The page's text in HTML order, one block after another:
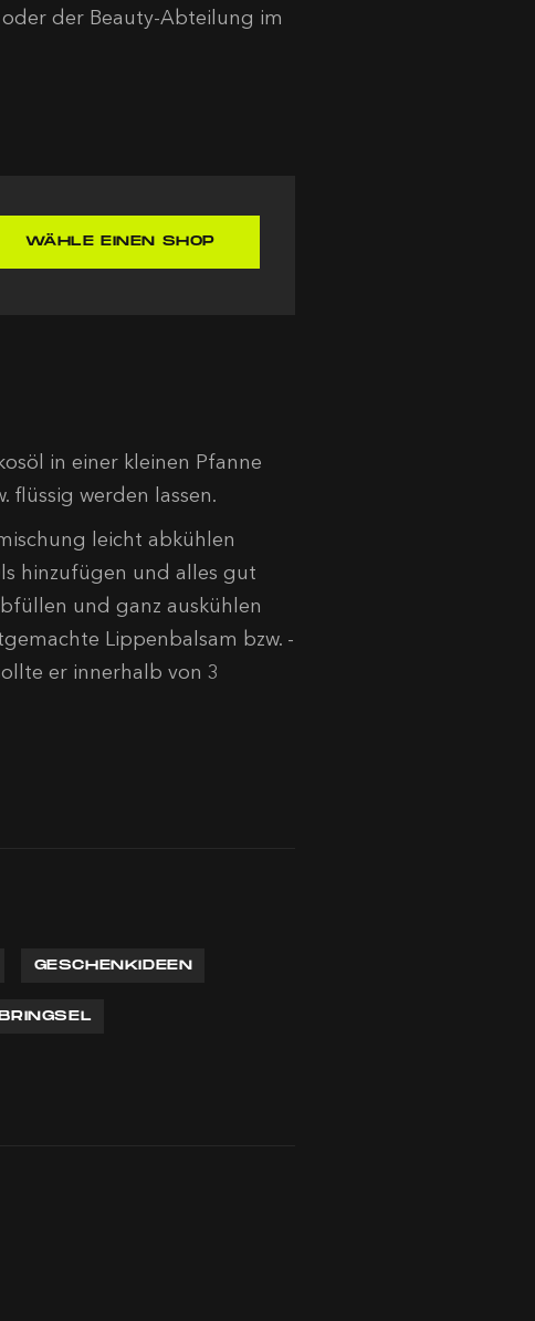
der Beauty-Abteilung im
WÄHLE EINEN SHOP
in einer kleinen Pfanne
flüssig werden lassen.
leicht abkühlen
hinzufügen und alles gut
und ganz auskühlen
Lippenbalsam bzw. -
er innerhalb von 3
GESCHENKIDEEN